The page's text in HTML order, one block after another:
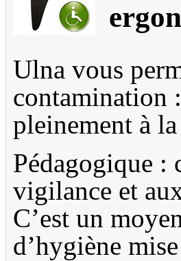
Ulna vous
contamination
pleinement à
Pédagogique :
vigilance et
C’est un
d’hygiène